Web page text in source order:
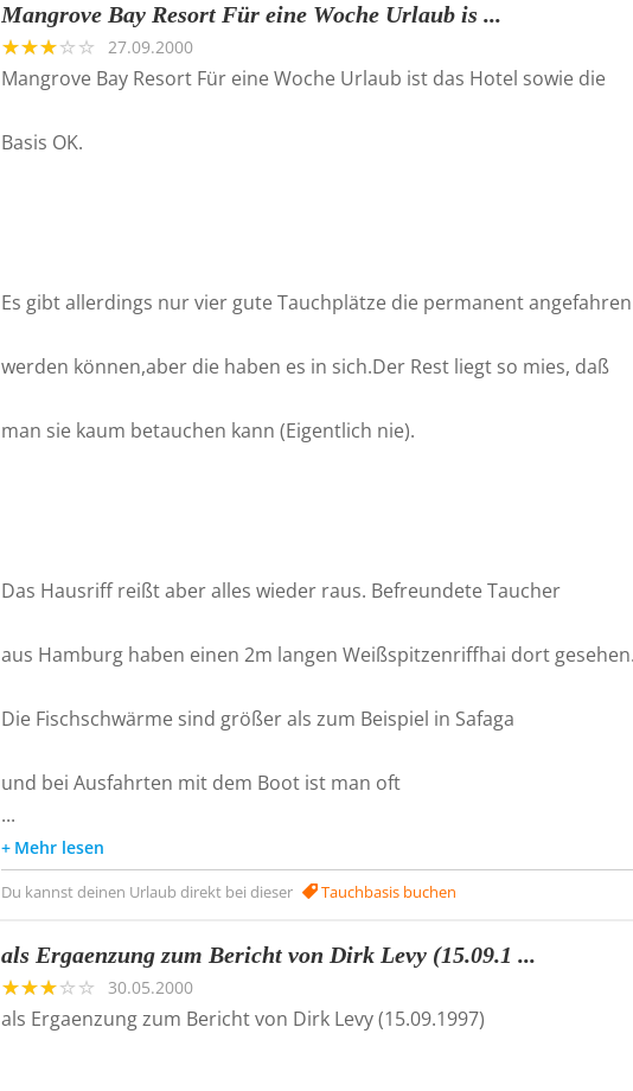
Mangrove Bay Resort Für eine Woche Urlaub is ...
27.09.2000
Mangrove Bay Resort Für eine Woche Urlaub ist das Hotel sowie die
Basis OK.
Es gibt allerdings nur vier gute Tauchplätze die permanent angefahren
werden können,aber die haben es in sich.Der Rest liegt so mies, daß
man sie kaum betauchen kann (Eigentlich nie).
Das Hausriff reißt aber alles wieder raus. Befreundete Taucher
aus Hamburg haben einen 2m langen Weißspitzenriffhai dort
Die Fischschwärme sind größer als zum Beispiel in Safaga
und bei Ausfahrten mit dem Boot ist man oft
...
Mehr lesen
Du kannst deinen Urlaub direkt bei dieser Tauchbasis buchen
als Ergaenzung zum Bericht von Dirk Levy (15.09.1 ...
30.05.2000
als Ergaenzung zum Bericht von Dirk Levy (15.09.1997)